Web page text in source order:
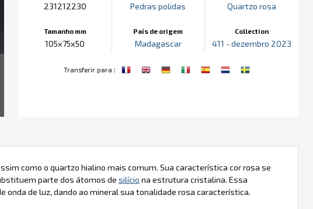
231212230
Tamanho mm
105x75x50
Pedras polidas
País de origem
Madagascar
Quartzo rosa
Collection
411 - dezembro 2023
Transferir para :
como o quartzo hialino mais comum. Sua característica cor rosa se
parte dos átomos de silício na estrutura cristalina. Essa
de luz, dando ao mineral sua tonalidade rosa característica.